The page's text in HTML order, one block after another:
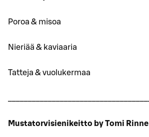
Poroa & misoa
Nieriää & kaviaaria
Tatteja & vuolukermaa
Mustatorvisienikeitto by Tomi Rinne